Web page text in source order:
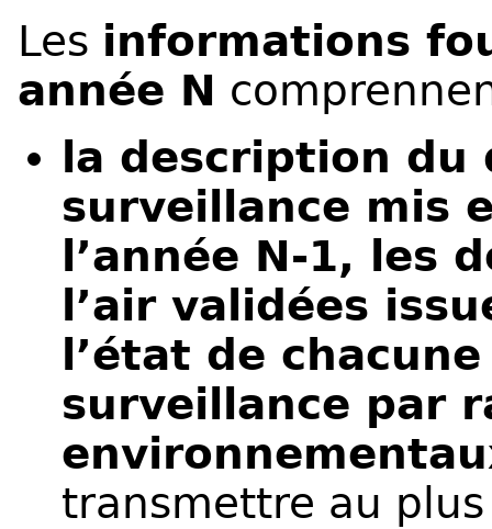
Les informations
année N
la description
surveillance mis
l’année N-1, les
l’air validées
l’état de
surveillance par
transmettre au